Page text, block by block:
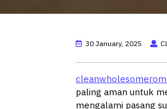
30 January, 2025
paling aman untuk
mengalami pasang